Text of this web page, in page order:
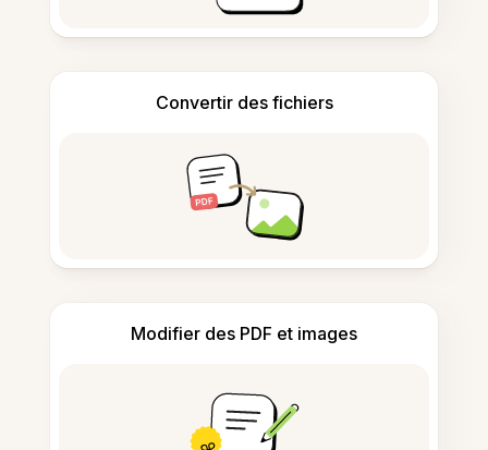
Convertir des fichiers
Modifier des PDF et images